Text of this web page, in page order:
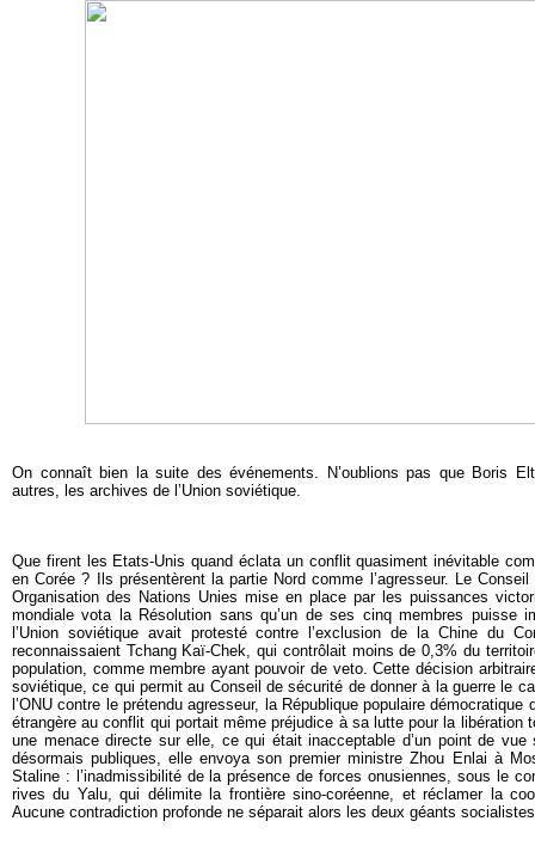
On connaît bien la suite des événements. N’oublions pas que Boris
autres, les archives de l’Union soviétique.
Que firent les Etats-Unis quand éclata un conflit quasiment inévitable
en Corée ? Ils présentèrent la partie Nord comme l’agresseur. Le
Organisation des Nations Unies mise en place par les puissances
mondiale vota la Résolution sans qu’un de ses cinq membres puisse
l’Union soviétique avait protesté contre l’exclusion de la Chine du
reconnaissaient Tchang Kaï-Chek, qui contrôlait moins de 0,3% du
population, comme membre ayant pouvoir de veto. Cette décision
soviétique, ce qui permit au Conseil de sécurité de donner à la guerre le
l’ONU contre le prétendu agresseur, la République populaire
étrangère au conflit qui portait même préjudice à sa lutte pour la libération
une menace directe sur elle, ce qui était inacceptable d’un point de vue
désormais publiques, elle envoya son premier ministre Zhou Enlai à
Staline : l’inadmissibilité de la présence de forces onusiennes, sous le
rives du Yalu, qui délimite la frontière sino-coréenne, et réclamer la
Aucune contradiction profonde ne séparait alors les deux géants